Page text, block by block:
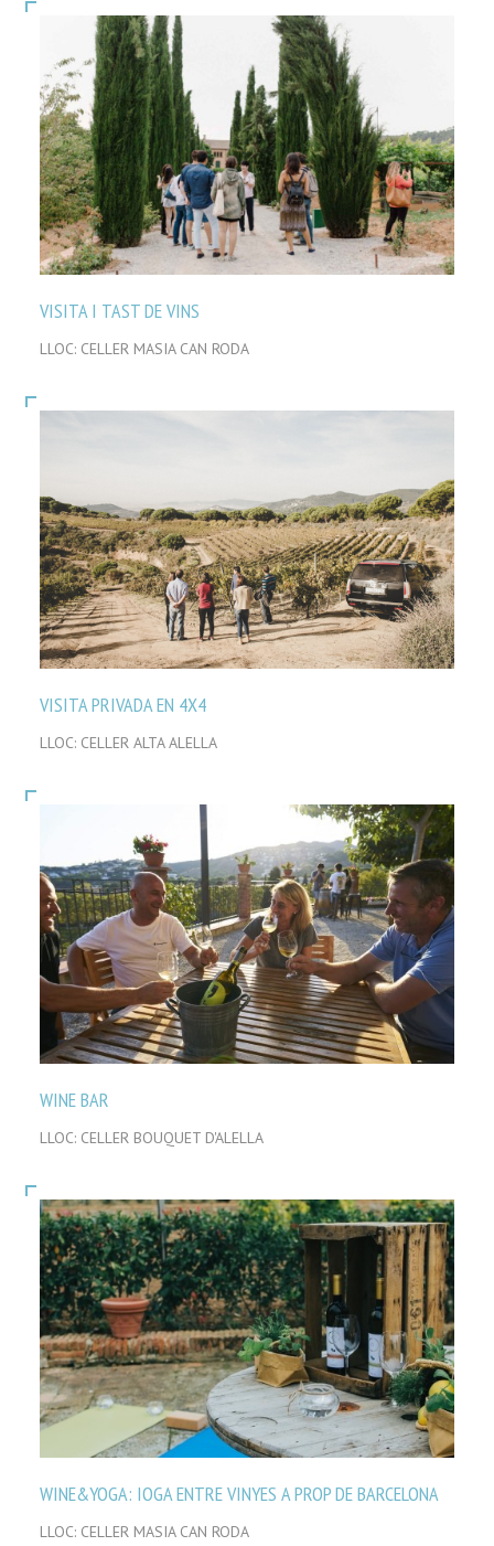
VISITA I TAST DE VINS
LLOC: CELLER MASIA CAN RODA
VISITA PRIVADA EN 4X4
LLOC: CELLER ALTA ALELLA
WINE BAR
LLOC: CELLER BOUQUET D'ALELLA
WINE&YOGA: IOGA ENTRE VINYES A PROP DE BARCELONA
LLOC: CELLER MASIA CAN RODA